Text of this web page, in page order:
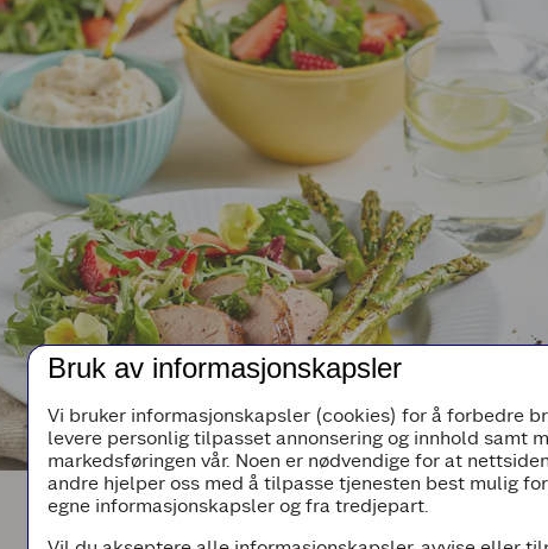
Bruk av informasjonskapsler
Vi bruker informasjonskapsler (cookies) for å forbedre
levere personlig tilpasset annonsering og innhold samt
markedsføringen vår. Noen er nødvendige for at
andre hjelper oss med å tilpasse tjenesten best mulig
egne informasjonskapsler og fra tredjepart.